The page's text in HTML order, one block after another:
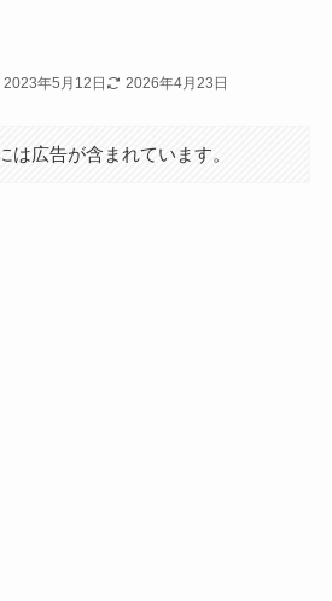
2023年5月12日 2026年4月23日
は広告が含まれています。